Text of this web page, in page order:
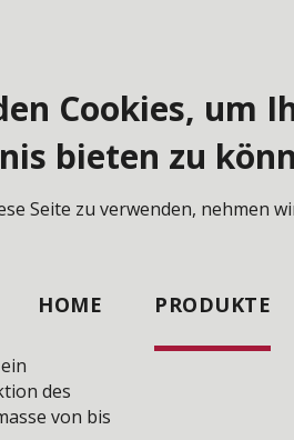
Cookies, um
bieten zu
Seite zu verwenden, nehmen
HOME PRODUKTE
KERNSCHIESSAUTOMATEN
des
von bis